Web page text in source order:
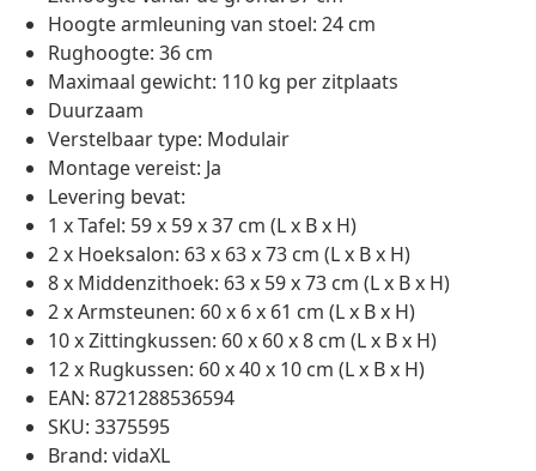
Hoogte armleuning van stoel: 24 cm
Rughoogte: 36 cm
Maximaal gewicht: 110 kg per zitplaats
Duurzaam
Verstelbaar type: Modulair
Montage vereist: Ja
Levering bevat:
1 x Tafel: 59 x 59 x 37 cm (L x B x H)
2 x Hoeksalon: 63 x 63 x 73 cm (L x B x H)
8 x Middenzithoek: 63 x 59 x 73 cm (L x B x H)
2 x Armsteunen: 60 x 6 x 61 cm (L x B x H)
10 x Zittingkussen: 60 x 60 x 8 cm (L x B x H)
12 x Rugkussen: 60 x 40 x 10 cm (L x B x H)
EAN: 8721288536594
SKU: 3375595
Brand: vidaXL